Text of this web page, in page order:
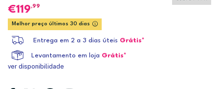
119,99
Melhor preço últimos 30 dias
Entrega em 2 a 3 dias úteis Grátis*
Levantamento em loja Grátis*
ver disponibilidade